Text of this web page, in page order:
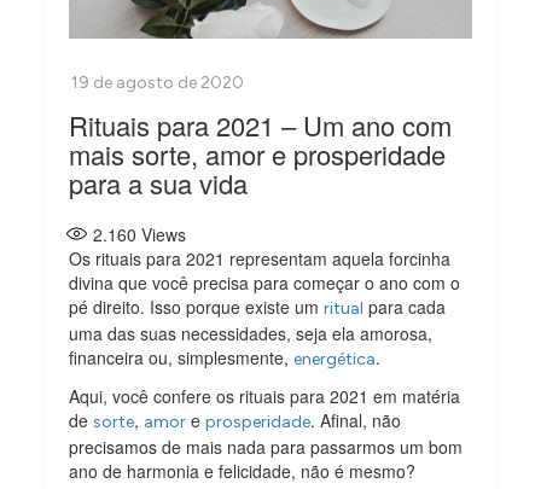
Rituais para 2021 – Um ano com
mais sorte, amor e prosperidade
para a sua vida
2.160 Views
Os rituais para 2021 representam aquela forcinha
divina que você precisa para começar o ano com o
pé direito. Isso porque existe umritual para cada
uma das suas necessidades, seja ela amorosa,
financeira ou, simplesmente,energética.
Aqui, você confere os rituais para 2021 em matéria
desorte, amor eprosperidade. Afinal, não
precisamos de mais nada para passarmos um bom
ano de harmonia e felicidade, não é mesmo?